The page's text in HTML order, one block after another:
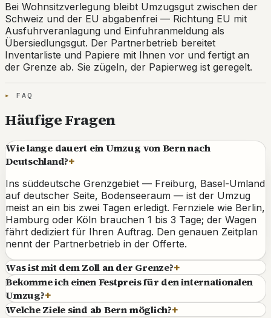
Bei Wohnsitzverlegung bleibt Umzugsgut zwischen der
Schweiz und der EU abgabenfrei — Richtung EU mit
Ausfuhrveranlagung und Einfuhranmeldung als
Übersiedlungsgut. Der Partnerbetrieb bereitet
Inventarliste und Papiere mit Ihnen vor und fertigt an
der Grenze ab. Sie zügeln, der Papierweg ist geregelt.
FAQ
Häufige Fragen
Wie lange dauert ein Umzug von Bern nach
Deutschland?+
Ins süddeutsche Grenzgebiet — Freiburg, Basel-Umland
auf deutscher Seite, Bodenseeraum — ist der Umzug
meist an ein bis zwei Tagen erledigt. Fernziele wie Berlin,
Hamburg oder Köln brauchen 1 bis 3 Tage; der Wagen
fährt dediziert für Ihren Auftrag. Den genauen Zeitplan
nennt der Partnerbetrieb in der Offerte.
Was ist mit dem Zoll an der Grenze?+
Bekomme ich einen Festpreis für den internationalen
Umzug?+
Welche Ziele sind ab Bern möglich?+